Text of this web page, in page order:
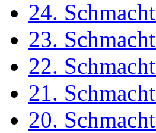
24.
23.
22.
21.
20.